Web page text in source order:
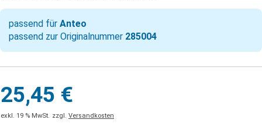
passend für Anteo
passend zur Originalnummer 285004
25,45 €
exkl. 19 % MwSt. zzgl. Versandkosten